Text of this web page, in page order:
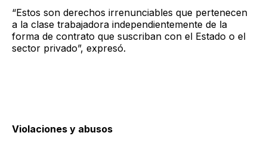
“Estos son derechos irrenunciables que pertenecen
a la clase trabajadora independientemente de la
forma de contrato que suscriban con el Estado o el
sector privado”, expresó.
Violaciones y abusos